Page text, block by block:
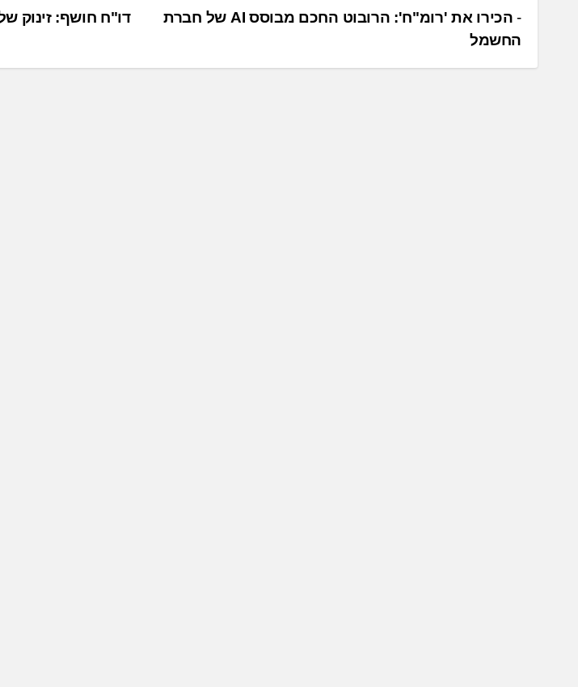
נ
י
ו
הכירו את 'רומ"ח': הרובוט החכם מבוסס AI של חברת
החשמל